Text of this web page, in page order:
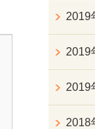
2019
2019
2019
2018